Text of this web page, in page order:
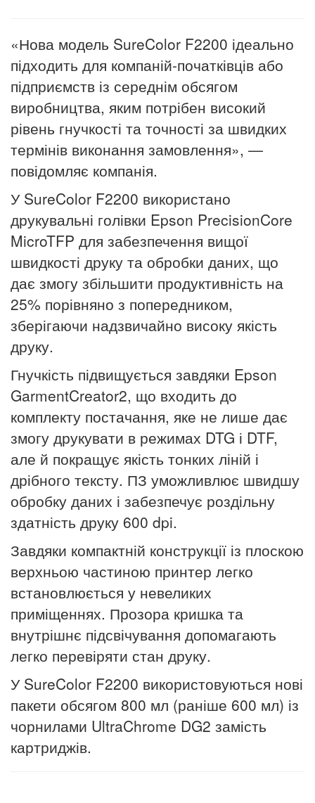
«Нова модель SureColor F2200 ідеально
підходить для компаній-початківців або
підприємств із середнім обсягом
виробництва, яким потрібен високий
рівень гнучкості та точності за швидких
термінів виконання замовлення», —
повідомляє компанія.
У SureColor F2200 використано
друкувальні голівки Epson PrecisionCore
MicroTFP для забезпечення вищої
швидкості друку та обробки даних, що
дає змогу збільшити продуктивність на
25% порівняно з попередником,
зберігаючи надзвичайно високу якість
друку.
Гнучкість підвищується завдяки Epson
GarmentCreator2, що входить до
комплекту постачання, яке не лише дає
змогу друкувати в режимах DTG і DTF,
але й покращує якість тонких ліній і
дрібного тексту. ПЗ уможливлює швидшу
обробку даних і забезпечує роздільну
здатність друку 600 dpi.
Завдяки компактній конструкції із плоскою
верхньою частиною принтер легко
встановлюється у невеликих
приміщеннях. Прозора кришка та
внутрішнє підсвічування допомагають
легко перевіряти стан друку.
У SureColor F2200 використовуються нові
пакети обсягом 800 мл (раніше 600 мл) із
чорнилами UltraChrome DG2 замість
картриджів.